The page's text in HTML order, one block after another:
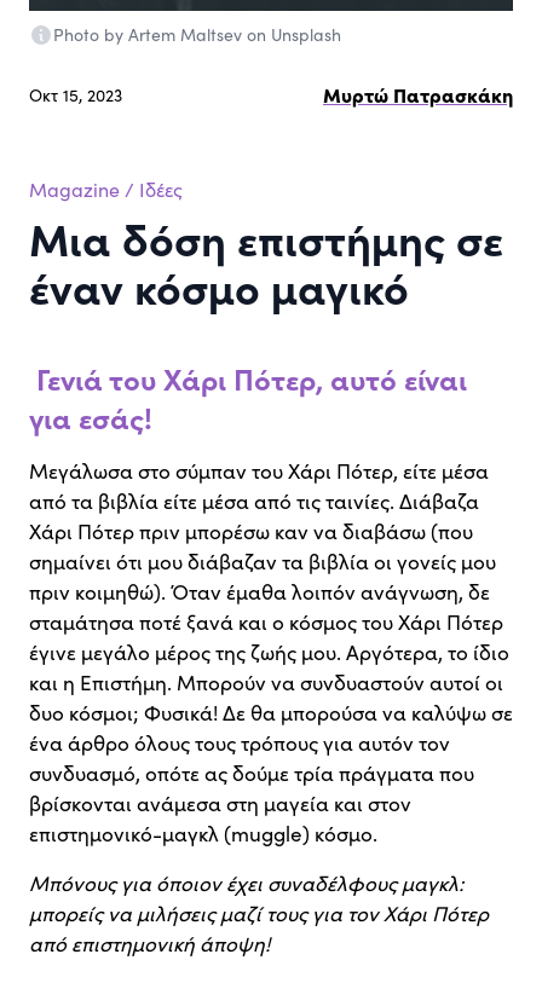
Photo by Artem Maltsev on Unsplash
Οκτ 15, 2023 Μυρτώ Πατρασκάκη
Magazine / Ιδέες
Μια δόση επιστήμης σε
έναν κόσμο μαγικό
Γενιά του Χάρι Πότερ, αυτό είναι
για εσάς!
Μεγάλωσα στο σύμπαν του Χάρι Πότερ, είτε μέσα
από τα βιβλία είτε μέσα από τις ταινίες. Διάβαζα
Χάρι Πότερ πριν μπορέσω καν να διαβάσω (που
σημαίνει ότι μου διάβαζαν τα βιβλία οι γονείς μου
πριν κοιμηθώ). Όταν έμαθα λοιπόν ανάγνωση, δε
σταμάτησα ποτέ ξανά και ο κόσμος του Χάρι Πότερ
έγινε μεγάλο μέρος της ζωής μου. Αργότερα, το ίδιο
και η Επιστήμη. Μπορούν να συνδυαστούν αυτοί οι
δυο κόσμοι; Φυσικά! Δε θα μπορούσα να καλύψω σε
ένα άρθρο όλους τους τρόπους για αυτόν τον
συνδυασμό, οπότε ας δούμε τρία πράγματα που
βρίσκονται ανάμεσα στη μαγεία και στον
επιστημονικό-μαγκλ (muggle) κόσμο.
Μπόνους για όποιον έχει συναδέλφους μαγκλ:
μπορείς να μιλήσεις μαζί τους για τον Χάρι Πότερ
από επιστημονική άποψη!